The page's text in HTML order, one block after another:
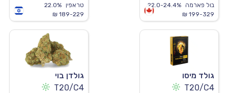
בול פארמה
22.0-24.4%
199-329 ₪
טראפין
22.0%
189-229 ₪
גולד מיסו
T20/C4
גולדן בוי
T20/C4